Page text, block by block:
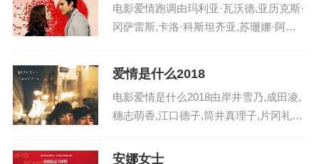
电影爱情跑调由玛利亚·瓦沃德,亚历克斯·
冈萨雷斯,卡洛·科斯坦齐亚,苏珊娜·阿巴
罗杰...
爱情是什么2018
电影爱情是什么2018由岸井雪乃,成田凌,
穗志萌香,江口德子,筒井真理子,片冈礼子,
0.0 分，在日本火热播出，影片英文名：a
安娜女士